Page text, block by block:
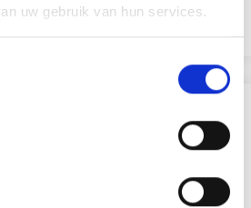
uw gebruik van hun services.